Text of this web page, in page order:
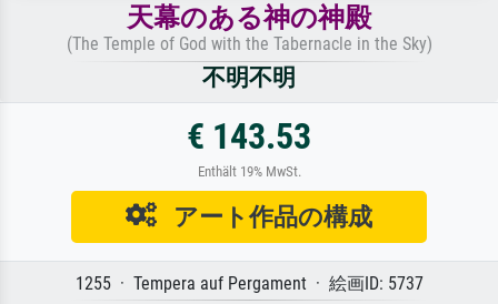
天幕のある神の神殿
(The Temple of God with the Tabernacle in the Sky)
不明不明
€ 143.53
Enthält 19% MwSt.
アート作品の構成
1255 · Tempera auf Pergament · 絵画ID: 5737